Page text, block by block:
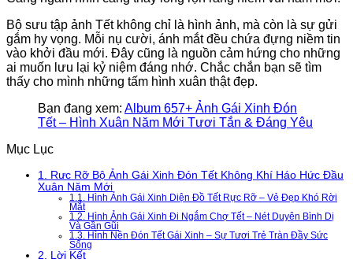
Bộ sưu tập ảnh Tết không chỉ là hình ảnh, mà còn là sự gửi
gắm hy vọng. Mỗi nụ cười, ánh mắt đều chứa đựng niềm tin
vào khởi đầu mới. Đây cũng là nguồn cảm hứng cho những
ai muốn lưu lại kỷ niệm đáng nhớ. Chắc chắn bạn sẽ tìm
thấy cho mình những tấm hình xuân thật đẹp.
Bạn đang xem: Album 657+ Ảnh Gái Xinh Đón
Tết – Hình Xuân Năm Mới Tươi Tắn & Đáng Yêu
Mục Lục
1.
Rưc Rỡ Bộ Ảnh Gái Xinh Đón Tết Không Khí Háo Hức Đầu
Xuân Năm Mới
1.1.
Hình Ảnh Gái Xinh Diện Đồ Tết Rực Rỡ – Vẻ Đẹp Khó Rời
Mắt
1.2.
Hình Ảnh Gái Xinh Đi Ngắm Chợ Tết – Nét Duyên Bình Dị
Và Gần Gũi
1.3.
Hình Nền Đón Tết Gái Xinh – Sự Tươi Trẻ Tràn Đầy Sức
Sống
2. Lời Kết